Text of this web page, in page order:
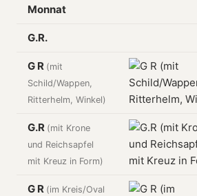
Monnat
G.R.
G R (mit
Schild/Wappen,
Ritterhelm, Winkel)
G.R (mit Krone
und Reichsapfel
mit Kreuz in Form)
G R (im Kreis/Oval